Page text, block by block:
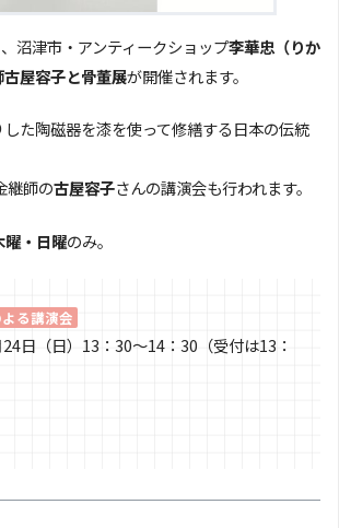
沼津市・アンティークショップ李華忠（りか
屋容子と骨董展が開催されます。
た陶磁器を漆を使って修繕する日本の伝統
継師の古屋容子さんの講演会も行われます。
曜・日曜のみ。
る講演会
日（日）13：30〜14：30（受付は13：